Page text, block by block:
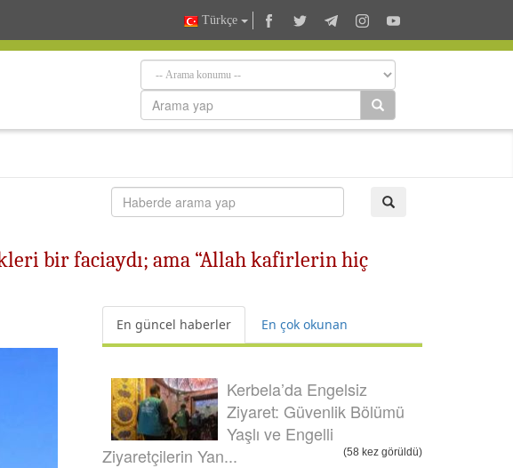
Türkçe
bir faciaydı; ama “Allah kafirlerin hiç
En güncel haberler En çok okunan
Kerbela’da Engelsiz
Ziyaret: Güvenlik Bölümü
Yaşlı ve Engelli
Ziyaretçilerin Yan...
(58 kez görüldü)